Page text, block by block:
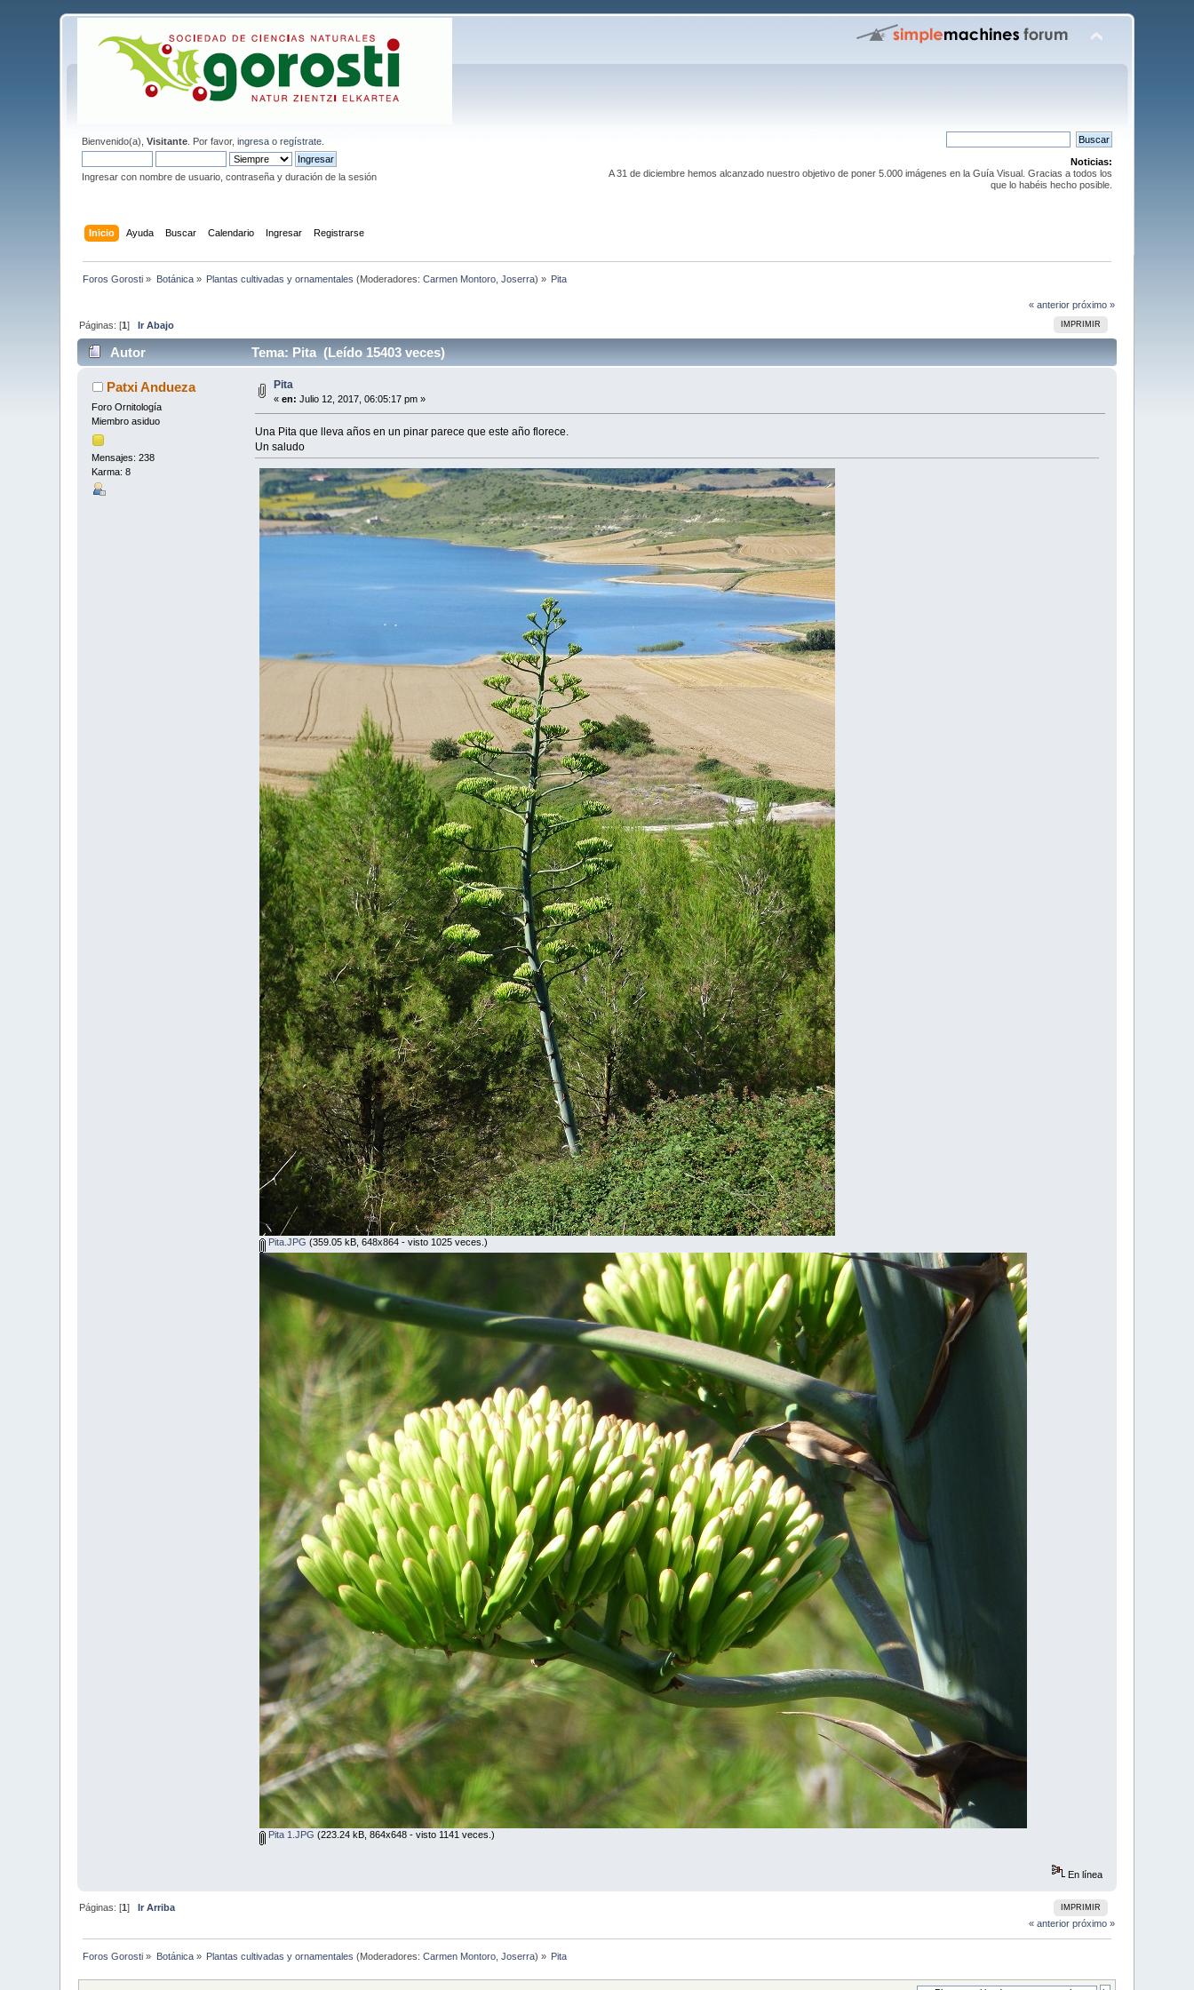
Bienvenido(a),Visitante . Por favor,ingresa oregístrate
Ingresar con nombre de usuario, contraseña y duración de la sesión
Noticias:
A 31 de diciembre hemos alcanzado nuestro objetivo de poner 5.000 imágenes en la Guía Visual. Gracias a todos los
que lo habéis hecho posible.
Inicio Ayuda Buscar Calendario Ingresar Registrarse
Foros Gorosti » Botánica» Plantas cultivadas y ornamentales (Moderadores:Carmen Montoro ,Joserra) » Pita
« anterior próximo »
IMPRIMIR
Páginas: [1]Ir Abajo
Autor Tema: Pita (Leído 15403 veces)
Patxi Andueza
Foro Ornitología
Miembro asiduo
Mensajes: 238
Karma: 8
Pita
«en: Julio 12, 2017, 06:05:17 pm »
Una Pita que lleva años en un pinar parece que este año florece.
Un saludo
Pita.JPG (359.05 kB, 648x864 - visto 1025 veces.)
Pita 1.JPG (223.24 kB, 864x648 - visto 1141 veces.)
En línea
IMPRIMIR
Páginas: [1]
Ir Arriba
« anterior próximo »
Foros Gorosti » Botánica» Plantas cultivadas y ornamentales (Moderadores:Carmen Montoro ,Joserra) » Pita